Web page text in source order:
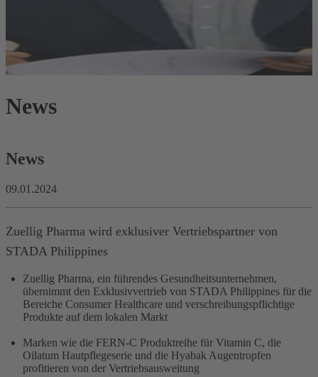
News
News
09.01.2024
Zuellig Pharma wird exklusiver Vertriebspartner von
STADA Philippines
Zuellig Pharma, ein führendes Gesundheitsunternehmen,
übernimmt den Exklusivvertrieb von STADA Philippines für die
Bereiche Consumer Healthcare und verschreibungspflichtige
Produkte auf dem lokalen Markt
Marken wie die FERN-C Produktreihe für Vitamin C, die
Oilatum Hautpflegeserie und die Hyabak Augentropfen
profitieren von der Vertriebsausweitung